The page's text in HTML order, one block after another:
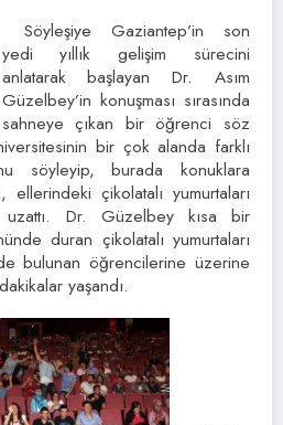
Söyleşiye Gaziantep’in son
yedi yıllık gelişim sürecini
anlatarak başlayan Dr. Asım
Güzelbey’in konuşması sırasında
sahneye çıkan bir öğrenci söz
bir çok alanda farklı
söyleyip, burada konuklara
ellerindeki çikolatalı yumurtaları
uzattı. Dr. Güzelbey kısa bir
duran çikolatalı yumurtaları
bulunan öğrencilerine üzerine
yaşandı.